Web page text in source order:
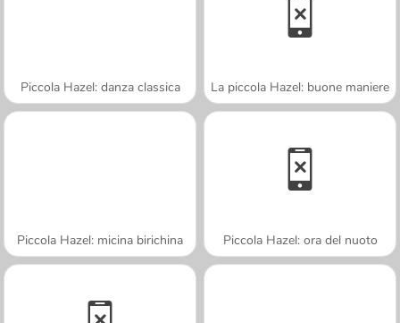
Piccola Hazel: danza classica La piccola Hazel: buone maniere
Piccola Hazel: micina birichina Piccola Hazel: ora del nuoto